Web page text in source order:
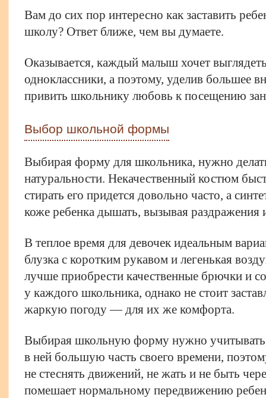
Вам до сих пор интересно как заставить
школу? Ответ ближе, чем вы думаете.
Оказывается, каждый малыш хочет
одноклассники, а поэтому, уделив большее
привить школьнику любовь к посещению
Выбор школьной формы
Выбирая форму для школьника, нужно делать
натуральности. Некачественный костюм
стирать его придется довольно часто, а
коже ребенка дышать, вызывая раздражения
В теплое время для девочек идеальным
блузка с коротким рукавом и легенькая
лучше приобрести качественные брючки и
у каждого школьника, однако не стоит
жаркую погоду — для их же комфорта.
Выбирая школьную форму нужно учитывать,
в ней большую часть своего времени,
не стеснять движений, не жать и не быть
помешает нормальному передвижению